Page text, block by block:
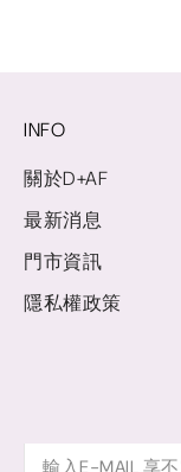
INFO
關於D+AF
最新消息
門市資訊
隱私權政策